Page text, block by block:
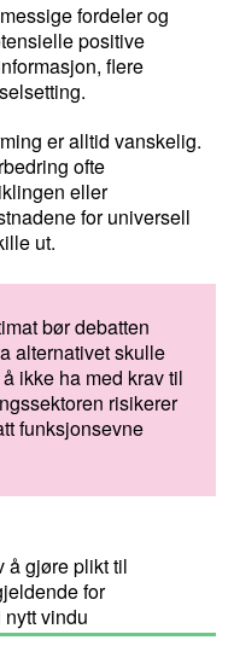
fordeler og
positive
flere
er alltid vanskelig.
ofte
eller
for universell
ut.
bør debatten
alternativet skulle
ikke ha med krav til
risikerer
funksjonsevne
å gjøre plikt til
for
vindu